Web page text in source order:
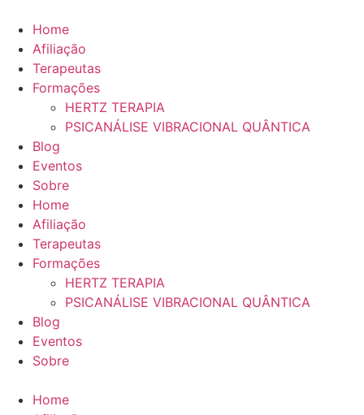
para
conteúdo
Home
Afiliação
Terapeutas
Formações
HERTZ TERAPIA
PSICANÁLISE VIBRACIONAL QUÂNTICA
Blog
Eventos
Sobre
Home
Afiliação
Terapeutas
Formações
HERTZ TERAPIA
PSICANÁLISE VIBRACIONAL QUÂNTICA
Blog
Eventos
Sobre
Home